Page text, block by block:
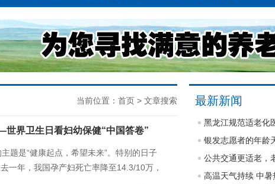
当前位置： 首页 > 文章搜索
界卫生日看妇幼保健“中国答卷”
题是“健康起点，希望未来”。特别的日子
年，我国孕产妇死亡率降至14.3/10万，
最新新闻
黑龙江规范适老化
银发志愿者的年龄
公共交通更适老，